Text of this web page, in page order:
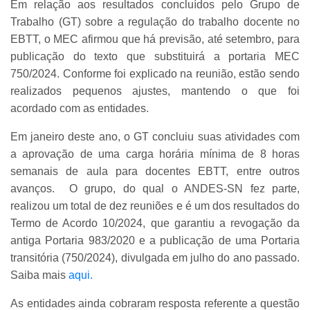
Em relação aos resultados concluídos pelo Grupo de
Trabalho (GT) sobre a regulação do trabalho docente no
EBTT, o MEC afirmou que há previsão, até setembro, para
publicação do texto que substituirá a portaria MEC
750/2024. Conforme foi explicado na reunião, estão sendo
realizados pequenos ajustes, mantendo o que foi
acordado com as entidades.
Em janeiro deste ano, o GT concluiu suas atividades com
a aprovação de uma carga horária mínima de 8 horas
semanais de aula para docentes EBTT, entre outros
avanços. O grupo, do qual o ANDES-SN fez parte,
realizou um total de dez reuniões e é um dos resultados do
Termo de Acordo 10/2024, que garantiu a revogação da
antiga Portaria 983/2020 e a publicação de uma Portaria
transitória (750/2024), divulgada em julho do ano passado.
Saiba mais aqui.
As entidades ainda cobraram resposta referente a questão